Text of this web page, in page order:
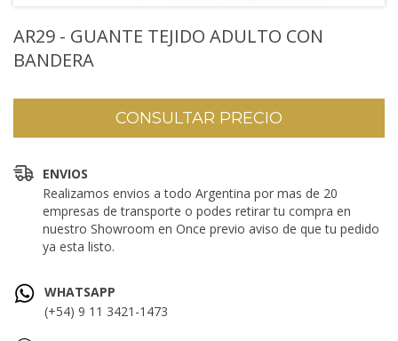
AR29 - GUANTE TEJIDO ADULTO CON
BANDERA
ENVIOS
Realizamos envios a todo Argentina por mas de 20
empresas de transporte o podes retirar tu compra en
nuestro Showroom en Once previo aviso de que tu pedido
ya esta listo.
WHATSAPP
(+54) 9 11 3421-1473